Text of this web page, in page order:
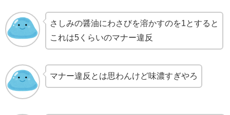
さしみの醤油にわさびを溶かすのを1とすると
これは5くらいのマナー違反
マナー違反とは思わんけど味濃すぎやろ